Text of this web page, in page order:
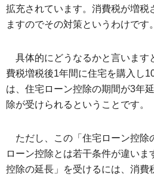
拡充されています。消費税が増税
ますのでその対策というわけです。
具体的にどうなるかと言います
費税増税後1年間に住宅を購入し
は、住宅ローン控除の期間が3年
除が受けられるということです。
ただし、この「住宅ローン控除
ローン控除とは若干条件が違いま
控除の延長」を受けるには、消費